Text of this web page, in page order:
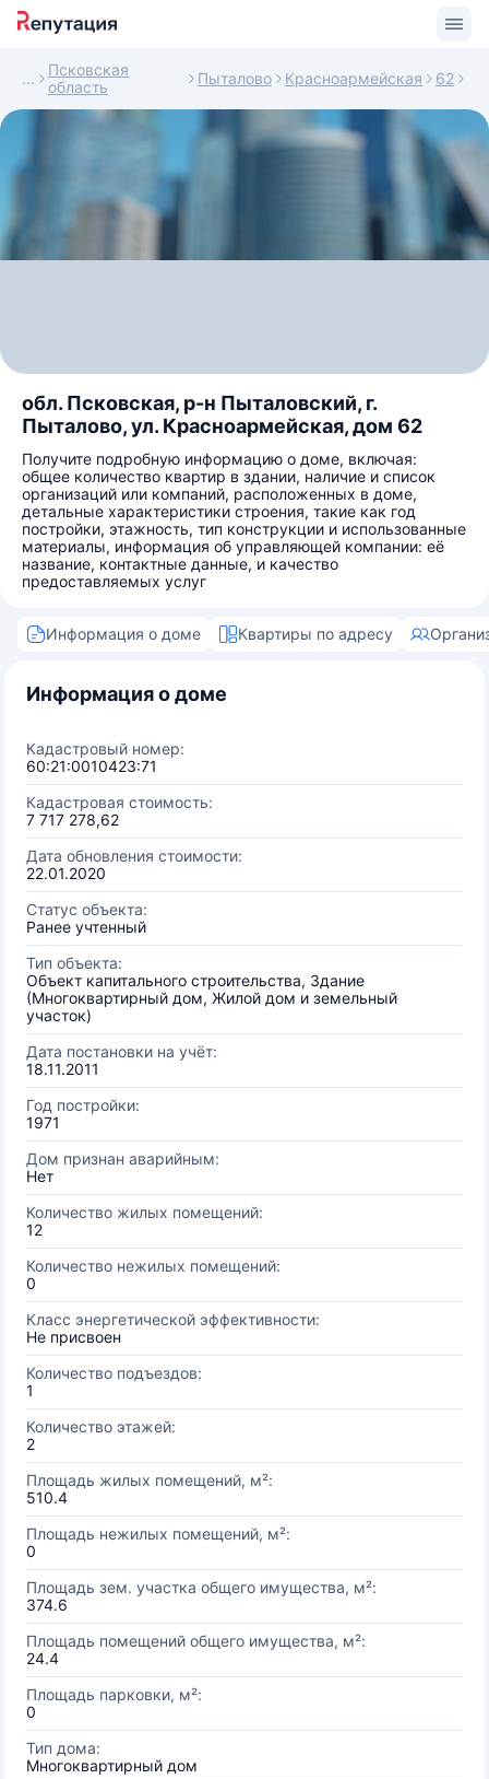
Псковская
область
Пыталово Красноармейская 62
обл. Псковская, р-н Пыталовский, г.
Пыталово, ул. Красноармейская, дом 62
Получите подробную информацию о доме, включая:
общее количество квартир в здании, наличие и список
организаций или компаний, расположенных в доме,
детальные характеристики строения, такие как год
постройки, этажность, тип конструкции и использованные
материалы, информация об управляющей компании: её
название, контактные данные, и качество
предоставляемых услуг
Информация о доме Квартиры по адресу
Информация о доме
Кадастровый номер:
60:21:0010423:71
Кадастровая стоимость:
7 717 278,62
Дата обновления стоимости:
22.01.2020
Статус объекта:
Ранее учтенный
Тип объекта:
Объект капитального строительства, Здание
(Многоквартирный дом, Жилой дом и земельный
участок)
Дата постановки на учёт:
18.11.2011
Год постройки:
1971
Дом признан аварийным:
Нет
Количество жилых помещений:
12
Количество нежилых помещений:
0
Класс энергетической эффективности:
Не присвоен
Количество подъездов:
1
Количество этажей:
2
Площадь жилых помещений, м²:
510.4
Площадь нежилых помещений, м²:
0
Площадь зем. участка общего имущества, м²:
374.6
Площадь помещений общего имущества, м²:
24.4
Площадь парковки, м²:
0
Тип дома:
Многоквартирный дом